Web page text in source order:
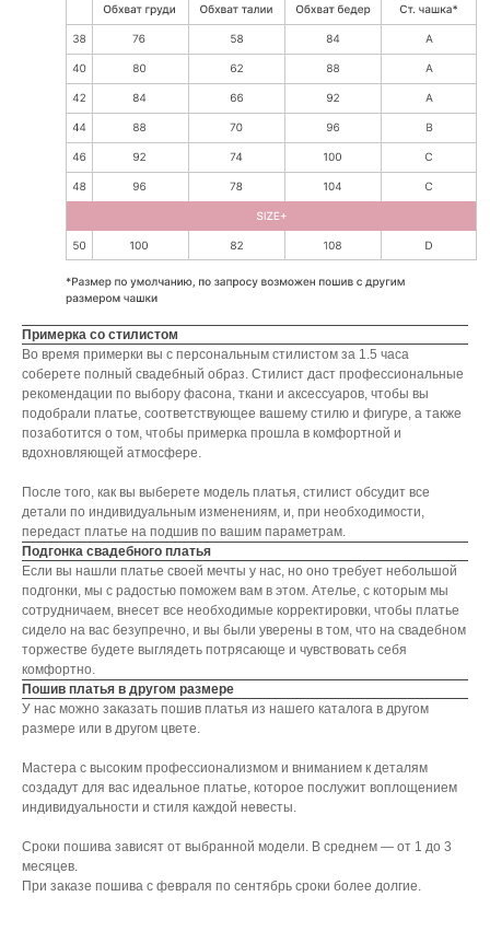
Примерка со стилистом
Во время примерки вы с персональным стилистом за 1.5 часа
соберете полный свадебный образ. Стилист даст профессиональные
рекомендации по выбору фасона, ткани и аксессуаров, чтобы вы
подобрали платье, соответствующее вашему стилю и фигуре, а также
позаботится о том, чтобы примерка прошла в комфортной и
вдохновляющей атмосфере.
После того, как вы выберете модель платья, стилист обсудит все
детали по индивидуальным изменениям, и, при необходимости,
передаст платье на подшив по вашим параметрам.
Подгонка свадебного платья
Если вы нашли платье своей мечты у нас, но оно требует небольшой
подгонки, мы с радостью поможем вам в этом. Ателье, с которым мы
сотрудничаем, внесет все необходимые корректировки, чтобы платье
сидело на вас безупречно, и вы были уверены в том, что на свадебном
торжестве будете выглядеть потрясающе и чувствовать себя
комфортно.
Пошив платья в другом размере
У нас можно заказать пошив платья из нашего каталога в другом
размере или в другом цвете.
Мастера с высоким профессионализмом и вниманием к деталям
создадут для вас идеальное платье, которое послужит воплощением
индивидуальности и стиля каждой невесты.
Сроки пошива зависят от выбранной модели. В среднем ― от 1 до 3
месяцев.
При заказе пошива с февраля по сентябрь сроки более долгие.